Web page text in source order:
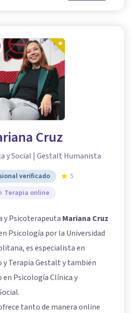
Cruz
y Social | Gestalt Humanista
verificado
5
Terapia online
y Psicoterapeuta Mariana Cruz
Psicología por la Universidad
es especialista en
y Terapia Gestalt y también
Psicología Clínica y
tanto de manera online